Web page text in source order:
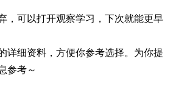
，可以打开观察学习，下次就能更早
详细资料，方便你参考选择。为你提
参考～